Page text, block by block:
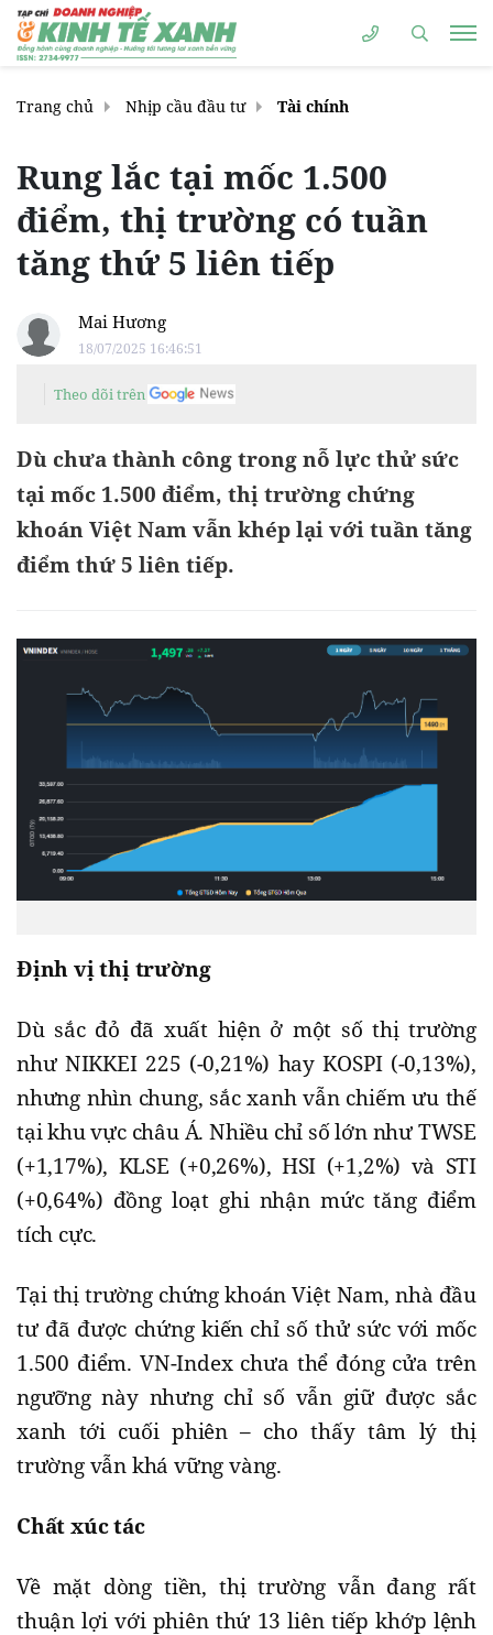
Trang chủ Nhịp cầu đầu tư Tài chính
Rung lắc tại mốc 1.500
điểm, thị trường có tuần
tăng thứ 5 liên tiếp
Mai Hương
18/07/2025 16:46:51
Theo dõi trên
Dù chưa thành công trong nỗ lực thử sức
tại mốc 1.500 điểm, thị trường chứng
khoán Việt Nam vẫn khép lại với tuần tăng
điểm thứ 5 liên tiếp.
Định vị thị trường
Dù sắc đỏ đã xuất hiện ở một số thị trường
như NIKKEI 225 (-0,21%) hay KOSPI (-0,13%),
nhưng nhìn chung, sắc xanh vẫn chiếm ưu thế
tại khu vực châu Á. Nhiều chỉ số lớn như TWSE
(+1,17%), KLSE (+0,26%), HSI (+1,2%) và STI
(+0,64%) đồng loạt ghi nhận mức tăng điểm
tích cực.
Tại thị trường chứng khoán Việt Nam, nhà đầu
tư đã được chứng kiến chỉ số thử sức với mốc
1.500 điểm. VN-Index chưa thể đóng cửa trên
ngưỡng này nhưng chỉ số vẫn giữ được sắc
xanh tới cuối phiên – cho thấy tâm lý thị
trường vẫn khá vững vàng.
Chất xúc tác
Về mặt dòng tiền, thị trường vẫn đang rất
thuận lợi với phiên thứ 13 liên tiếp khớp lệnh